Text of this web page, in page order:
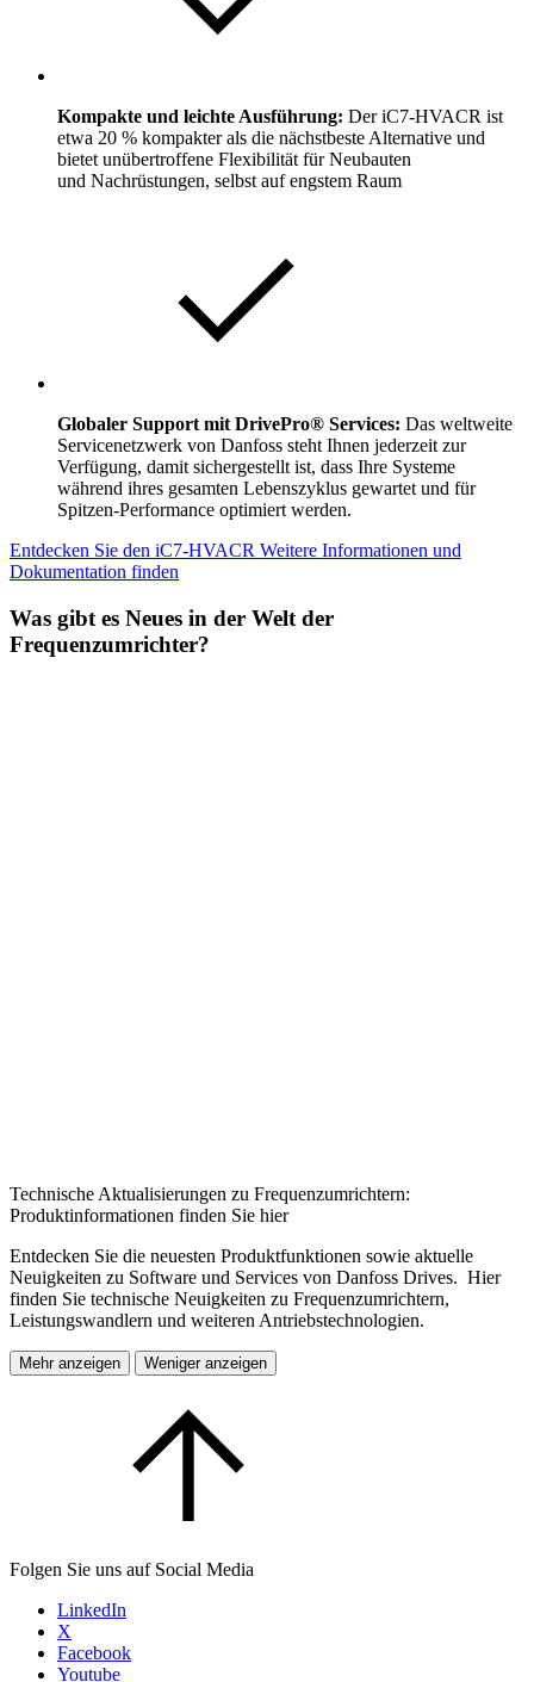
Kompakte und leichte Ausführung: Der iC7-HVACR ist
etwa 20 % kompakter als die nächstbeste Alternative und
bietet unübertroffene Flexibilität für Neubauten
und Nachrüstungen, selbst auf engstem Raum
Globaler Support mit DrivePro® Services: Das weltweite
Servicenetzwerk von Danfoss steht Ihnen jederzeit zur
Verfügung, damit sichergestellt ist, dass Ihre Systeme
während ihres gesamten Lebenszyklus gewartet und für
Spitzen-Performance optimiert werden.
Entdecken Sie den iC7-HVACR Weitere Informationen und
Dokumentation finden
Was gibt es Neues in der Welt der
Frequenzumrichter?
Technische Aktualisierungen zu Frequenzumrichtern:
Produktinformationen finden Sie hier
Entdecken Sie die neuesten Produktfunktionen sowie aktuelle
Neuigkeiten zu Software und Services von Danfoss Drives. Hier
finden Sie technische Neuigkeiten zu Frequenzumrichtern,
Leistungswandlern und weiteren Antriebstechnologien.
Mehr anzeigen Weniger anzeigen
Folgen Sie uns auf Social Media
LinkedIn
X
Facebook
Youtube